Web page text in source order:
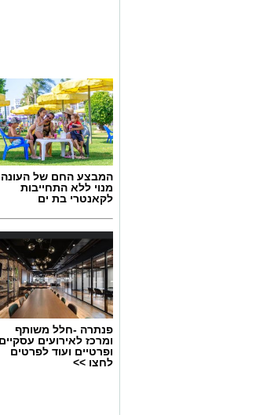
המבצע החם של
מנוי ללא התחייבות
לקאנטרי בת ים
פנתרה -חלל משותף
ומרכז לאירועים עסקיים
ופרטיים ועוד לפרטים
לחצו >>